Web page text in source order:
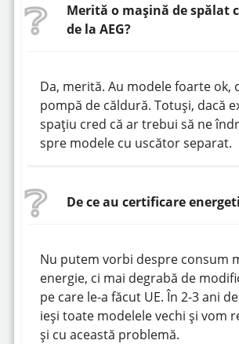
Merită o mașină de spălat
de la AEG?
Da, merită. Au modele foarte ok,
pompă de căldură. Totuși, dacă
spațiu cred că ar trebui să ne
spre modele cu uscător separat.
De ce au certificare
Nu putem vorbi despre consum
energie, ci mai degrabă de
pe care le-a făcut UE. În 2-3 ani
ieși toate modelele vechi și vom
și cu această problemă.